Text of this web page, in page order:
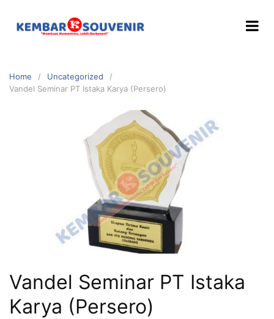
Home
Uncategorized
Vandel Seminar PT Istaka Karya (Persero)
Vandel Seminar PT Istaka
Karya (Persero)